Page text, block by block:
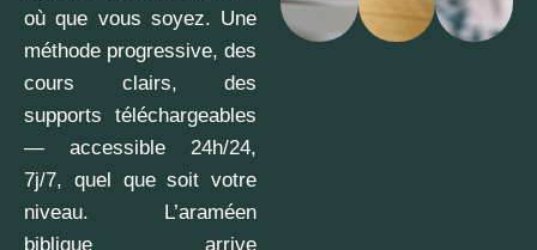
où que vous soyez. Une
méthode progressive, des
cours clairs, des
supports téléchargeables
— accessible 24h/24,
7j/7, quel que soit votre
niveau. L’araméen
biblique arrive